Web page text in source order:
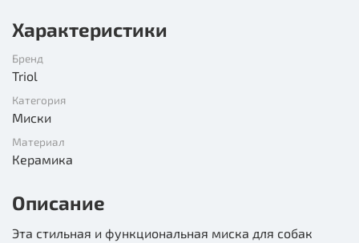
Характеристики
Бренд
Triol
Категория
Миски
Материал
Керамика
Описание
Эта стильная и функциональная миска для собак